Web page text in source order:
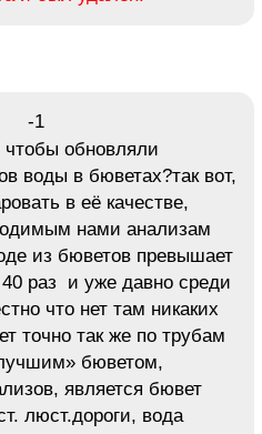
-1
обновляли
воды в бюветах?так вот,
в её качестве,
нами анализам
из бюветов превышает
раз и уже давно среди
что нет там никаких
точно так же по трубам
бюветом,
является бювет
люст.дороги, вода